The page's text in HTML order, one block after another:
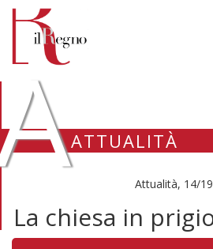
ATTUALITÀ
Attualità, 14/
La chiesa in